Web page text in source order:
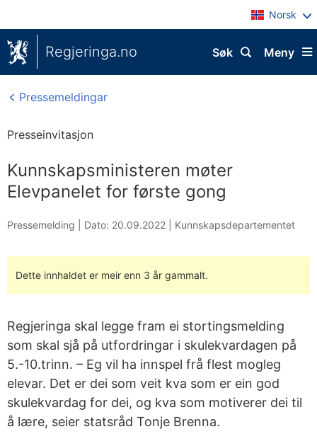
Norsk
Regjeringa.no Meny
Søk
Pressemeldingar
Presseinvitasjon
Kunnskapsministeren møter
Elevpanelet for første gong
Pressemelding | Dato: 20.09.2022 Kunnskapsdepartementet
Dette innhaldet er meir enn 3 år gammalt.
Regjeringa skal legge fram ei stortingsmelding
som skal sjå på utfordringar i skulekvardagen på
5.-10.trinn. – Eg vil ha innspel frå flest mogleg
elevar. Det er dei som veit kva som er ein god
skulekvardag for dei, og kva som motiverer dei til
å lære, seier statsråd Tonje Brenna.